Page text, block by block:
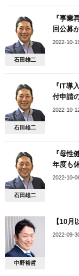
石田雄二
『事
回公募
2022-10-
石田雄二
『IT導
付申請
す。
2022-10-
石田雄二
『母
年度も
の助成
2022-10-
中野裕哲
【10月
2022-09-